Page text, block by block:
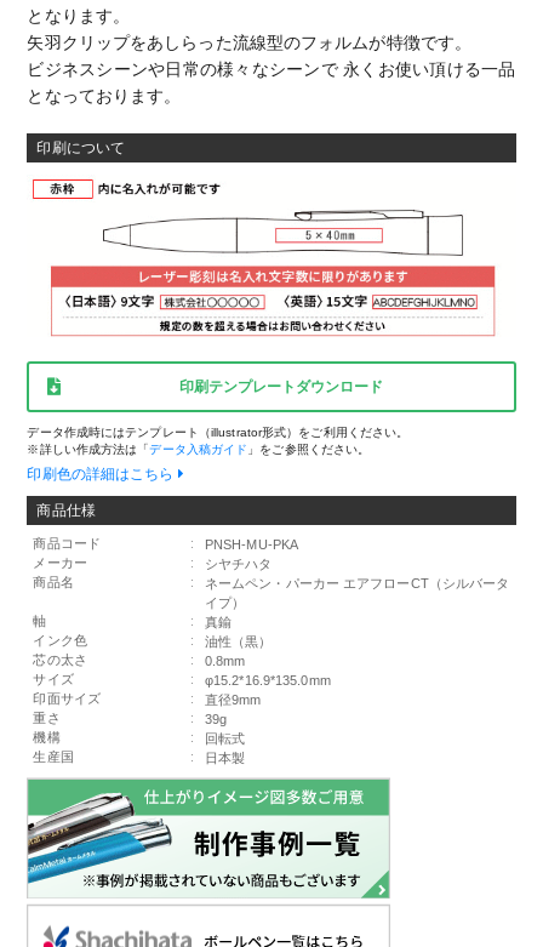
となります。
矢羽クリップをあしらった流線型のフォルムが特徴です。
ビジネスシーンや日常の様々なシーンで 永くお使い頂ける一品
となっております。
印刷について
印刷テンプレートダウンロード
データ作成時にはテンプレート（illustrator形式）をご利用ください。
※詳しい作成方法は「データ入稿ガイド 」をご参照ください。
印刷色の詳細はこちら
商品仕様
商品コード :
PNSH-MU-PKA
メーカー
:
シヤチハタ
商品名
:
ネームペン・パーカー エアフローCT（シルバータ
イプ）
軸
:
真鍮
インク色
:
油性（黒）
芯の太さ
:
0.8mm
サイズ
:
φ15.2*16.9*135.0mm
印面サイズ
:
直径9mm
重さ
:
39g
機構
:
回転式
生産国
: 日本製